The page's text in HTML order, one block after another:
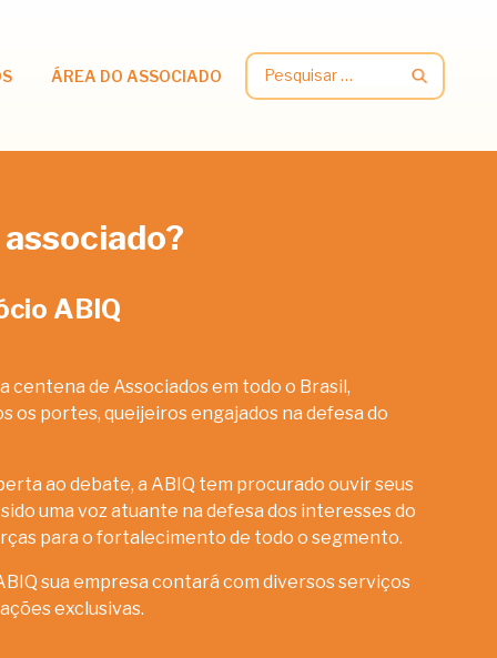
ÁREA DO ASSOCIADO
Pesquisar
por:
ABIQ
centena de Associados em todo o Brasil,
os portes, queijeiros engajados na defesa do
ao debate, a ABIQ tem procurado ouvir seus
uma voz atuante na defesa dos interesses do
para o fortalecimento de todo o segmento.
sua empresa contará com diversos serviços
exclusivas.